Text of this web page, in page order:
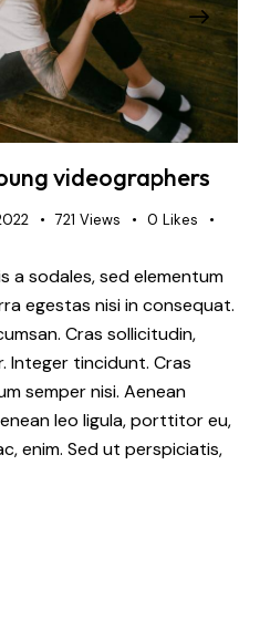
videographers
721 Views 0 Likes
a sodales, sed elementum
egestas nisi in consequat.
Cras sollicitudin,
Integer tincidunt. Cras
semper nisi. Aenean
leo ligula, porttitor eu,
enim. Sed ut perspiciatis,